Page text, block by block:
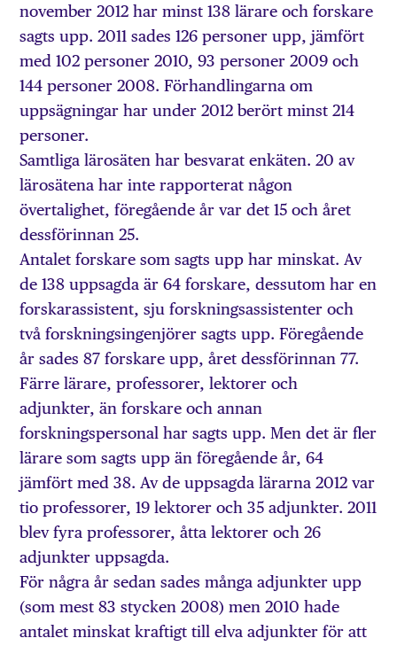
november 2012 har minst 138 lärare och forskare
sagts upp. 2011 sades 126 personer upp, jämfört
med 102 personer 2010, 93 personer 2009 och
144 personer 2008. Förhandlingarna om
uppsägningar har under 2012 berört minst 214
personer.
Samtliga lärosäten har besvarat enkäten. 20 av
lärosätena har inte rapporterat någon
övertalighet, föregående år var det 15 och året
dessförinnan 25.
Antalet forskare som sagts upp har minskat. Av
de 138 uppsagda är 64 forskare, dessutom har en
forskarassistent, sju forskningsassistenter och
två forskningsingenjörer sagts upp. Föregående
år sades 87 forskare upp, året dessförinnan 77.
Färre lärare, professorer, lektorer och
adjunkter, än forskare och annan
forskningspersonal har sagts upp. Men det är fler
lärare som sagts upp än föregående år, 64
jämfört med 38. Av de uppsagda lärarna 2012 var
tio professorer, 19 lektorer och 35 adjunkter. 2011
blev fyra professorer, åtta lektorer och 26
adjunkter uppsagda.
För några år sedan sades många adjunkter upp
(som mest 83 stycken 2008) men 2010 hade
antalet minskat kraftigt till elva adjunkter för att